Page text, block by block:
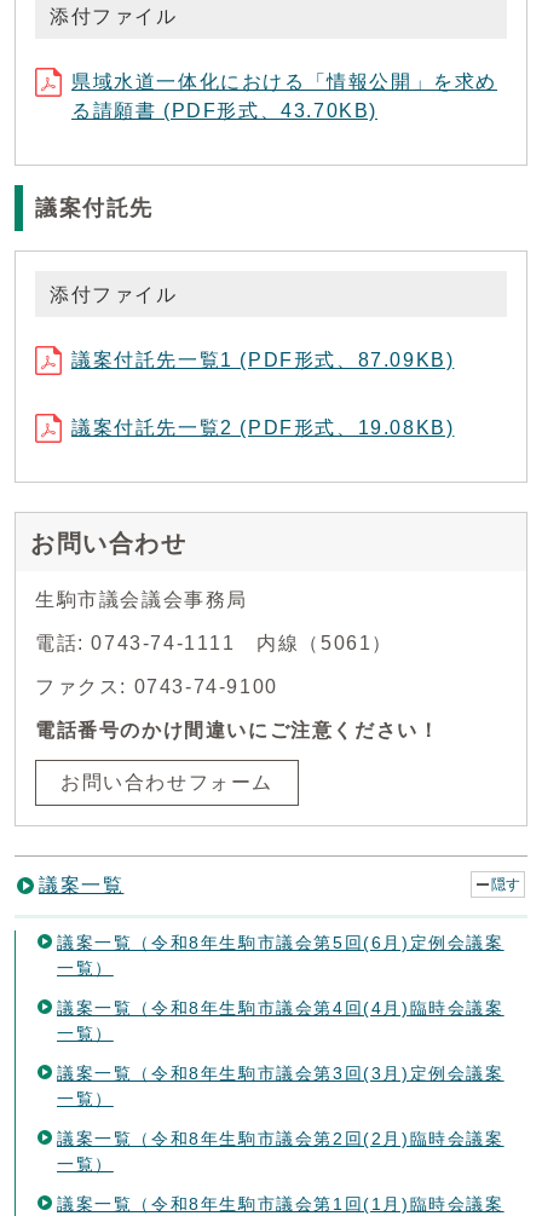
添付ファイル
県域水道一体化における「情報公開」を求め
る請願書 (PDF形式、43.70KB)
議案付託先
添付ファイル
議案付託先一覧1 (PDF形式、87.09KB)
議案付託先一覧2 (PDF形式、19.08KB)
お問い合わせ
生駒市議会議会事務局
電話: 0743-74-1111 内線（5061）
ファクス: 0743-74-9100
電話番号のかけ間違いにご注意ください！
お問い合わせフォーム
議案一覧 隠す
議案一覧（令和8年生駒市議会第5回(6月)定例会議案
一覧）
議案一覧（令和8年生駒市議会第4回(4月)臨時会議案
一覧）
議案一覧（令和8年生駒市議会第3回(3月)定例会議案
一覧）
議案一覧（令和8年生駒市議会第2回(2月)臨時会議案
一覧）
議案一覧（令和8年生駒市議会第1回(1月)臨時会議案